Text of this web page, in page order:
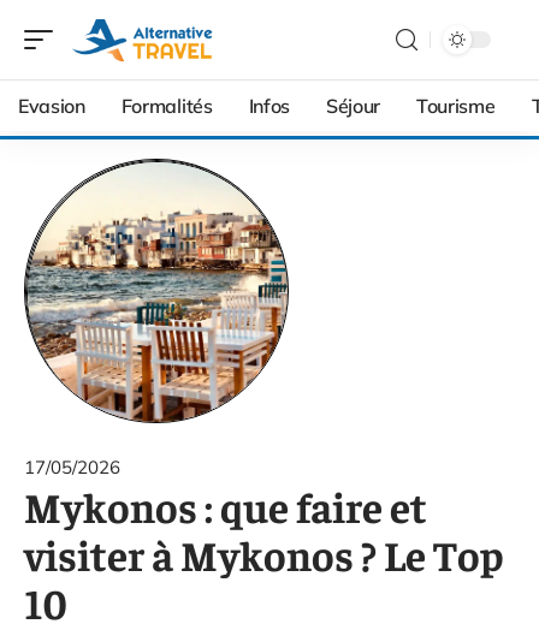
Evasion Formalités Infos Séjour Tourisme
17/05/2026
Mykonos : que faire et
visiter à Mykonos ? Le Top
10